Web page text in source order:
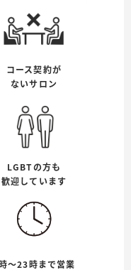
コース契約が
ないサロン
LGBTの方も
歓迎しています
〜23時まで営業